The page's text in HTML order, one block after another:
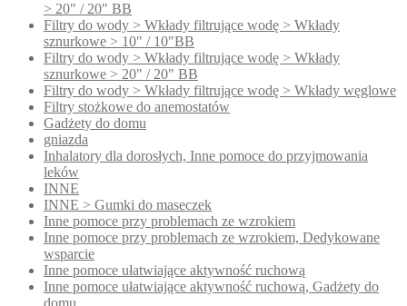
> 20" / 20" BB
Filtry do wody > Wkłady filtrujące wodę > Wkłady
sznurkowe > 10" / 10"BB
Filtry do wody > Wkłady filtrujące wodę > Wkłady
sznurkowe > 20" / 20" BB
Filtry do wody > Wkłady filtrujące wodę > Wkłady węglowe
Filtry stożkowe do anemostatów
Gadżety do domu
gniazda
Inhalatory dla dorosłych, Inne pomoce do przyjmowania
leków
INNE
INNE > Gumki do maseczek
Inne pomoce przy problemach ze wzrokiem
Inne pomoce przy problemach ze wzrokiem, Dedykowane
wsparcie
Inne pomoce ułatwiające aktywność ruchową
Inne pomoce ułatwiające aktywność ruchową, Gadżety do